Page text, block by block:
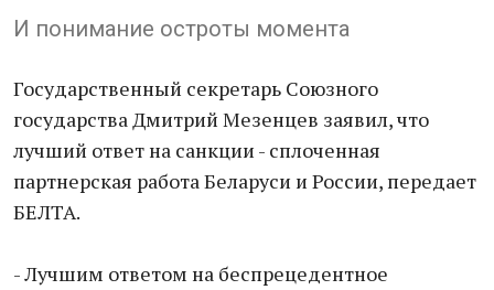
И понимание остроты момента
Государственный секретарь Союзного
государства Дмитрий Мезенцев заявил, что
лучший ответ на санкции - сплоченная
партнерская работа Беларуси и России, передает
БЕЛТА.
- Лучшим ответом на беспрецедентное